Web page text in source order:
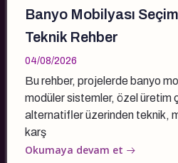
Banyo Mobilyası
Teknik Rehber
04/08/2026
Bu rehber, projelerde banyo
modüler sistemler, özel üretim
alternatifler üzerinden teknik,
karş
Okumaya devam et